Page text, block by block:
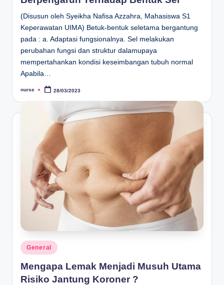
(Disusun oleh Syeikha Nafisa Azzahra, Mahasiswa S1
Keperawatan UIMA) Betuk-bentuk seletama bergantung
pada : a. Adaptasi fungsionalnya. Sel melakukan
perubahan fungsi dan struktur dalamupaya
mempertahankan kondisi keseimbangan tubuh normal
Apabila…
Posted
nurse 28/03/2023
Posted
in
General
Mengapa Lemak Menjadi Musuh Utama
Risiko Jantung Koroner ?